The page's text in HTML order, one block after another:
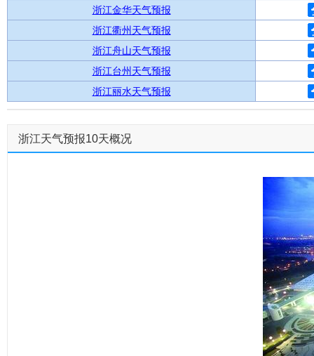
浙江金华天气预报
浙江衢州天气预报
浙江舟山天气预报
浙江台州天气预报
浙江丽水天气预报
浙江天气预报10天概况